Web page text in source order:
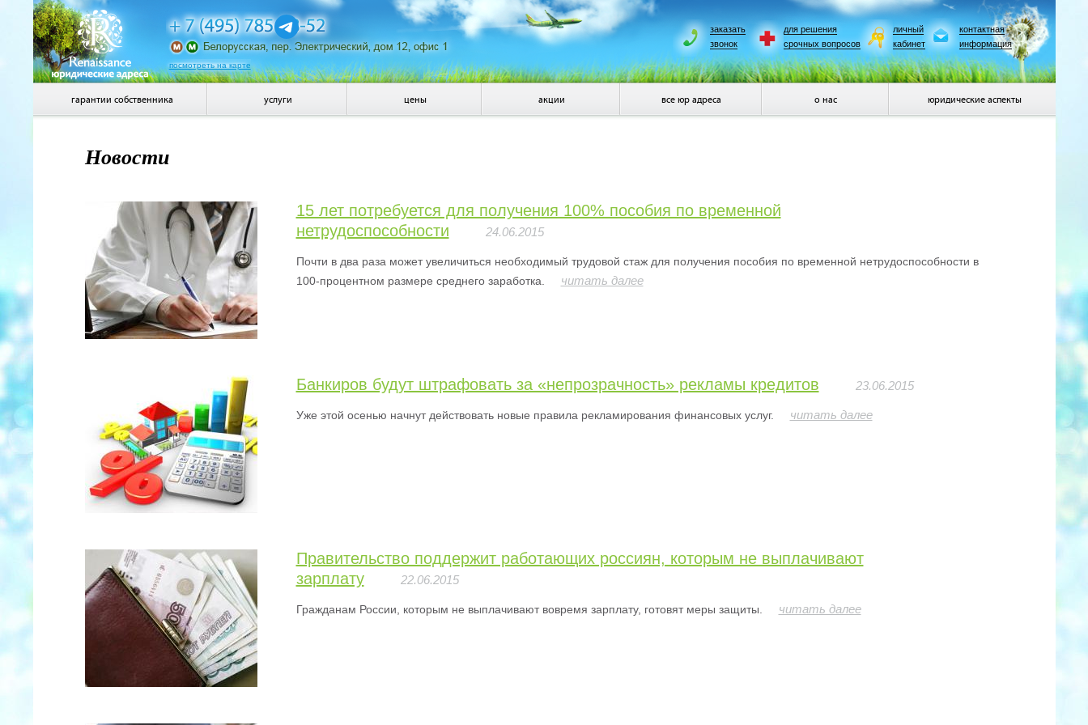
посмотреть на карте
заказать
звонок
для решения
срочных вопросов
личный
кабинет
контактная
информация
гарантии собственника услуги цены акции все юр адреса о нас юридические аспекты
Новости
15 лет потребуется для получения 100% пособия по временной
нетрудоспособности
24.06.2015
Почти в два раза может увеличиться необходимый трудовой стаж для получения пособия по временной нетрудоспособности в
100-процентном размере среднего заработка.
читать далее
Банкиров будут штрафовать за «непрозрачность» рекламы кредитов 23.06.2015
Уже этой осенью начнут действовать новые правила рекламирования финансовых услуг. читать далее
Правительство поддержит работающих россиян, которым не выплачивают
зарплату
22.06.2015
Гражданам России, которым не выплачивают вовремя зарплату, готовят меры защиты. читать далее